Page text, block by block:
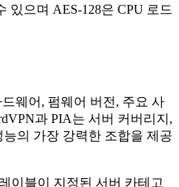
있으며 AES-128은 CPU 로드
웨어, 펌웨어 버전, 주요 사
과 PIA는 서버 커버리지,
의 가장 강력한 조합을 제공
이블이 지정된 서버 카테고